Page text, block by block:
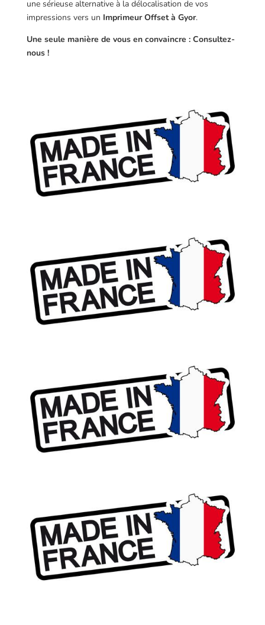
une sérieuse alternative à la délocalisation de vos
impressions vers un Imprimeur Offset à Gyor.
Une seule manière de vous en convaincre : Consultez-
nous !